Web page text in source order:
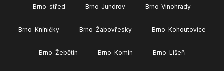
Brno-střed Brno-Jundrov Brno-Vinohrady
Brno-Kníničky Brno-Žabovřesky Brno-Kohoutovice
Brno-Žebětín Brno-Komín Brno-Líšeň